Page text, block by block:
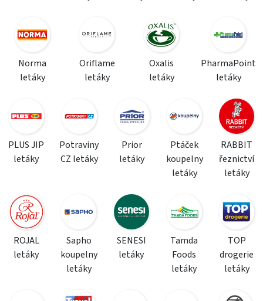
Norma
letáky
Oriflame
letáky
Oxalis
letáky
PharmaPoint
letáky
PLUS JIP
letáky
Potraviny
CZ letáky
Prior
letáky
Ptáček
koupelny
letáky
RABBIT
řeznictví
letáky
ROJAL
letáky
Sapho
koupelny
letáky
SENESI
letáky
Tamda
Foods
letáky
TOP
drogerie
letáky